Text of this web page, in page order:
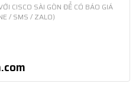
CISCO SÀI GÒN ĐỂ CÓ BÁO GIÁ
/ SMS / ZALO)